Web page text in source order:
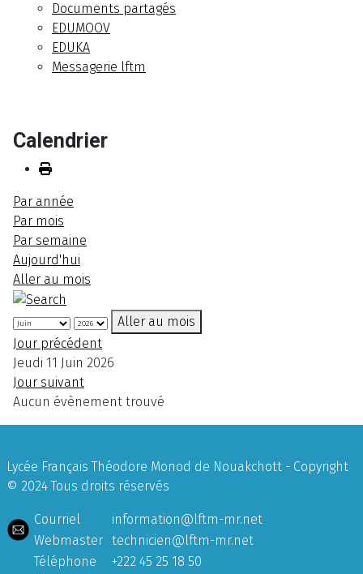
Documents partagés
EDUMOOV
EDUKA
Messagerie lftm
Calendrier
Par année
Par mois
Par semaine
Aujourd'hui
Aller au mois
Aller au mois
Jour précédent
Jeudi 11 Juin 2026
Jour suivant
Aucun évènement trouvé
Lycée Français Théodore Monod de Nouakchott - Copyright
© 2024 Tous droits réservés
Courriel
information@lftm-mr.net
Webmaster technicien@lftm-mr.net
Téléphone
+222 45 25 18 50